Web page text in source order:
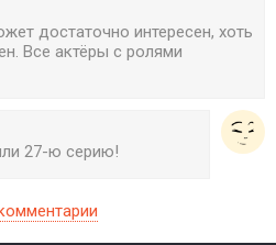
достаточно интересен, хоть
Все актёры с ролями
27-ю серию!